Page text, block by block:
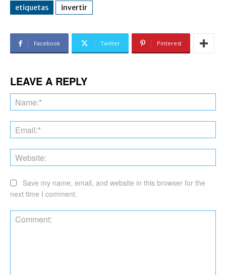
etiquetas invertir
Facebook Twitter Pinterest
LEAVE A REPLY
Save my name, email, and website in this browser for the
next time I comment.